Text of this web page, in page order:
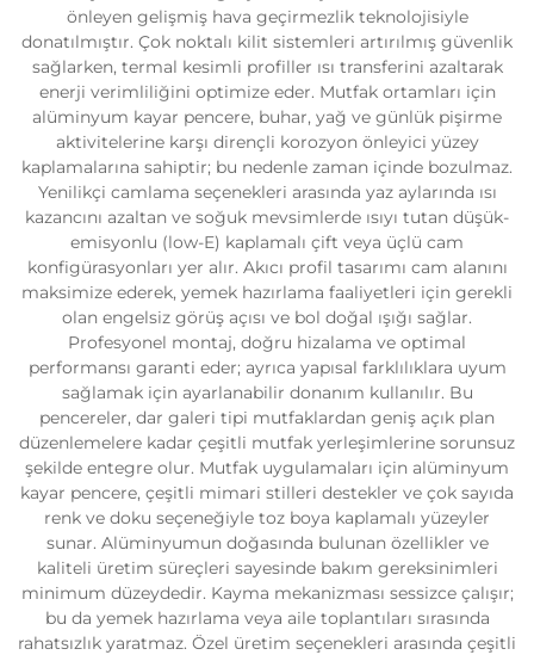
Bize Ulaşın
önleyen gelişmiş hava geçirmezlik teknolojisiyle
donatılmıştır. Çok noktalı kilit sistemleri artırılmış güvenlik
sağlarken, termal kesimli profiller ısı transferini azaltarak
enerji verimliliğini optimize eder. Mutfak ortamları için
alüminyum kayar pencere, buhar, yağ ve günlük pişirme
aktivitelerine karşı dirençli korozyon önleyici yüzey
kaplamalarına sahiptir; bu nedenle zaman içinde bozulmaz.
Yenilikçi camlama seçenekleri arasında yaz aylarında ısı
kazancını azaltan ve soğuk mevsimlerde ısıyı tutan düşük-
emisyonlu (low-E) kaplamalı çift veya üçlü cam
konfigürasyonları yer alır. Akıcı profil tasarımı cam alanını
maksimize ederek, yemek hazırlama faaliyetleri için gerekli
olan engelsiz görüş açısı ve bol doğal ışığı sağlar.
Profesyonel montaj, doğru hizalama ve optimal
performansı garanti eder; ayrıca yapısal farklılıklara uyum
sağlamak için ayarlanabilir donanım kullanılır. Bu
pencereler, dar galeri tipi mutfaklardan geniş açık plan
düzenlemelere kadar çeşitli mutfak yerleşimlerine sorunsuz
şekilde entegre olur. Mutfak uygulamaları için alüminyum
kayar pencere, çeşitli mimari stilleri destekler ve çok sayıda
renk ve doku seçeneğiyle toz boya kaplamalı yüzeyler
sunar. Alüminyumun doğasında bulunan özellikler ve
kaliteli üretim süreçleri sayesinde bakım gereksinimleri
minimum düzeydedir. Kayma mekanizması sessizce çalışır;
bu da yemek hazırlama veya aile toplantıları sırasında
rahatsızlık yaratmaz. Özel üretim seçenekleri arasında çeşitli